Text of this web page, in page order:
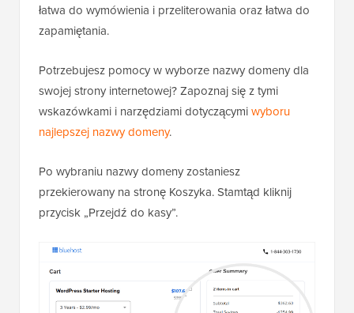
łatwa do wymówienia i przeliterowania oraz łatwa do
zapamiętania.
Potrzebujesz pomocy w wyborze nazwy domeny dla
swojej strony internetowej? Zapoznaj się z tymi
wskazówkami i narzędziami dotyczącymiwyboru
najlepszej nazwy domeny.
Po wybraniu nazwy domeny zostaniesz
przekierowany na stronę Koszyka. Stamtąd kliknij
przycisk „Przejdź do kasy”.